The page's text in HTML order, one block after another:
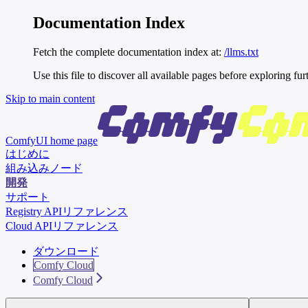
Documentation Index
Fetch the complete documentation index at: /llms.txt
Use this file to discover all available pages before exploring
Skip to main content
ComfyUI home page
はじめに
組み込みノード
開発
サポート
Registry APIリファレンス
Cloud APIリファレンス
ダウンロード
Comfy Cloud
Comfy Cloud